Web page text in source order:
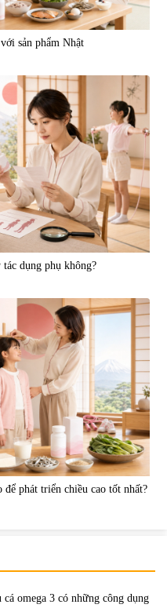
sản phẩm Nhật
tác dụng phụ không?
phát triển chiều cao tốt nhất?
cá omega 3 có những công dụng